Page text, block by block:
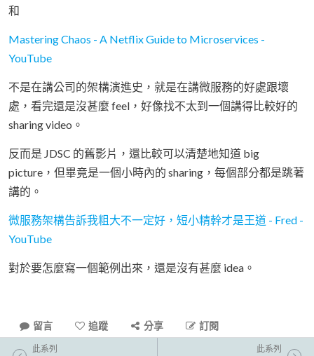
和
Mastering Chaos - A Netflix Guide to Microservices -
YouTube
不是在講公司的架構演進史，就是在講微服務的好處跟壞
處，看完還是沒甚麼 feel，好像找不太到一個講得比較好的
sharing video。
反而是 JDSC 的舊影片，還比較可以清楚地知道 big
picture，但畢竟是一個小時內的 sharing，每個部分都是跳著
講的。
微服務架構告訴我粗大不一定好，短小精幹才是王道 - Fred -
YouTube
對於要怎麼寫一個範例出來，還是沒有甚麼 idea。
留言 追蹤 分享 訂閱
此系列
此系列